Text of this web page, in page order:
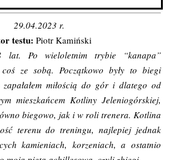
29.04.2023 r.
testu: Piotr Kamiński
lat. Po wieloletnim trybie “kanapa”
coś ze sobą. Początkowo były to biegi
miłością do gór i dlatego od
mieszkańcem Kotliny Jeleniogórskiej,
biegowo, jak i w roli trenera. Kotlina
terenu do treningu, najlepiej jednak
kamieniach, korzeniach, a ostatnio